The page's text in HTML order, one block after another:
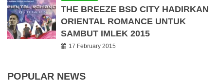
THE BREEZE BSD CITY HADIRKAN
ORIENTAL ROMANCE UNTUK
SAMBUT IMLEK 2015
17 February 2015
POPULAR NEWS